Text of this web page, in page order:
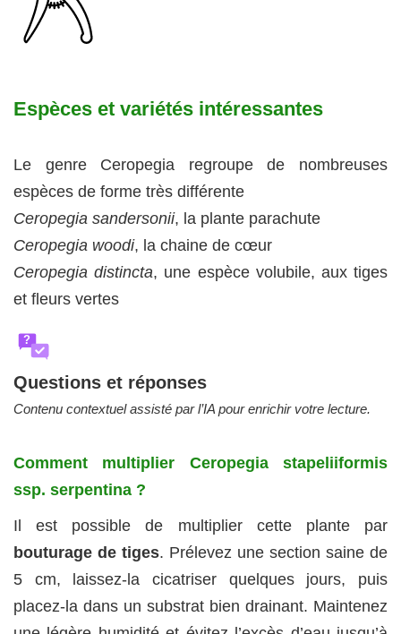
Espèces et variétés intéressantes
Le genre Ceropegia regroupe de nombreuses
espèces de forme très différente
Ceropegia sandersonii, la plante parachute
Ceropegia woodi, la chaine de cœur
Ceropegia distincta, une espèce volubile, aux tiges
et fleurs vertes
?
Questions et réponses
Contenu contextuel assisté par l’IA pour enrichir votre lecture.
Comment multiplier Ceropegia stapeliiformis
ssp. serpentina ?
Il est possible de multiplier cette plante par
bouturage de tiges. Prélevez une section saine de
5 cm, laissez-la cicatriser quelques jours, puis
placez-la dans un substrat bien drainant. Maintenez